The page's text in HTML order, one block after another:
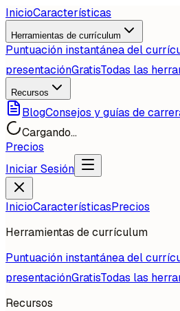
InicioCaracterísticas
Herramientas de currículum
Puntuación instantánea del
presentaciónGratisTodas las
Recursos
BlogConsejos y guías de
Cargando...
Precios
Iniciar Sesión
InicioCaracterísticasPrecios
Herramientas de currículum
Puntuación instantánea del
presentaciónGratisTodas las
Recursos